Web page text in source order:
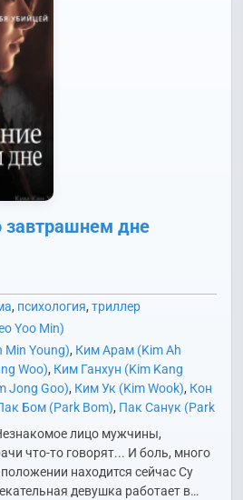
завтрашнем дне
, психология, триллер
Yoo Min)
Young), Ким Арам (Kim Ah
Woo), Ким Ганхун (Kim Kang
Jong Goo), Ким Ук (Kim Wook), Кон
Бом (Park Bom), Пак Санук (Park
Je Gi)
Гёный (Song Kyung Eui),
(Song Chang Gyu)
Чон Гисоп
лицо мужчины,
что-то говорят... И боль, много
находится сейчас Су
девушка работает в…